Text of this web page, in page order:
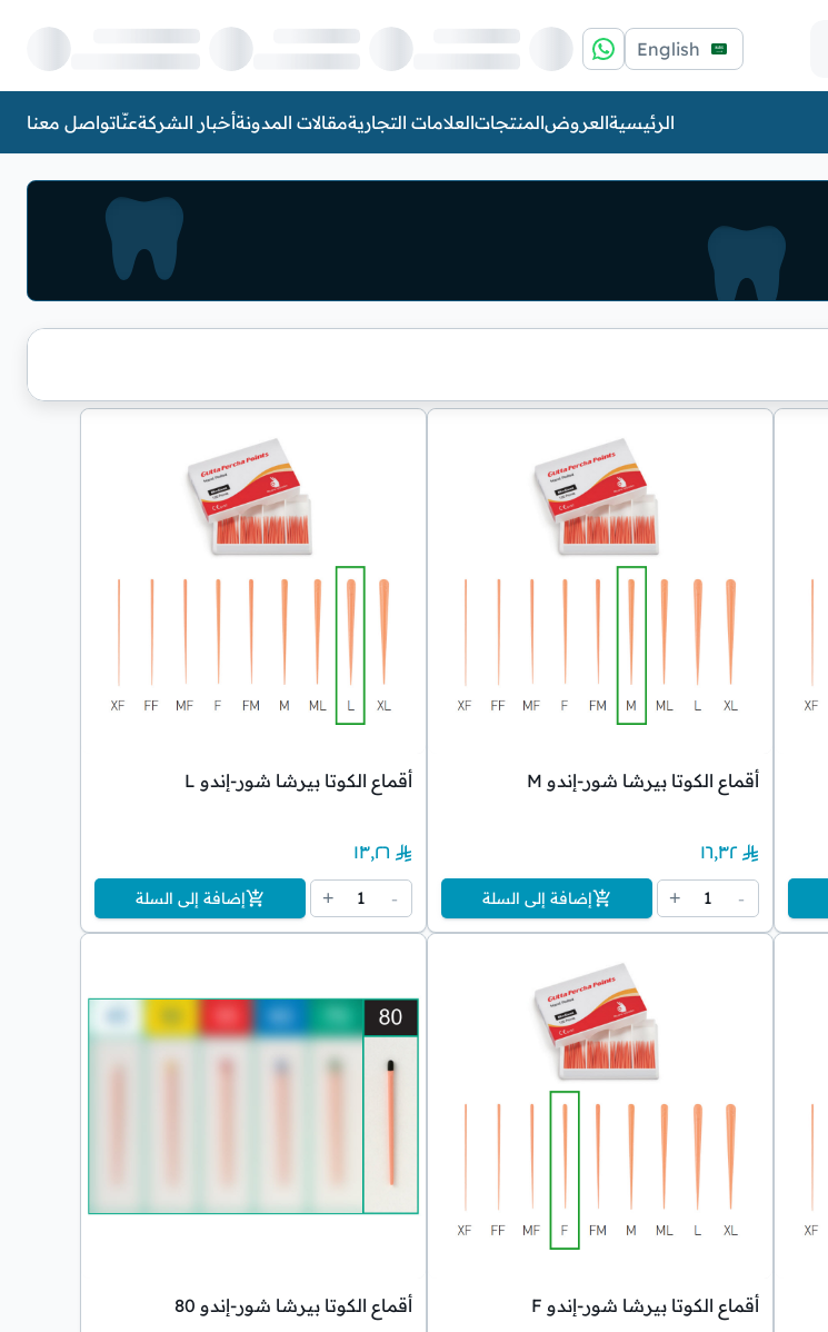
English
الرئيسيةالعروضالمنتجاتالعلامات التجاريةمقالات المدونةأخبار الشركةعنّاتواصل معنا
أقماع الكوتا بيرشا شور-إندو M
١٦٫٣٢
-
1
+ إضافة إلى السلة
أقماع الكوتا بيرشا شور-إندو L
١٣٫٢٦
-
1
+ إضافة إلى السلة
أقماع الكوتا بيرشا شور-إندو F أقماع الكوتا بيرشا شور-إندو 80